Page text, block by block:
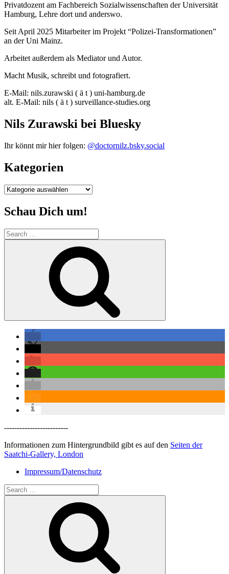
Privatdozent am Fachbereich Sozialwissenschaften der Universität
Hamburg, Lehre dort und anderswo.
Seit April 2025 Mitarbeiter im Projekt “Polizei-Transformationen”
an der Uni Mainz.
Arbeitet außerdem als Mediator und Autor.
Macht Musik, schreibt und fotografiert.
E-Mail: nils.zurawski ( ä t ) uni-hamburg.de
alt. E-Mail: nils ( ä t ) surveillance-studies.org
Nils Zurawski bei Bluesky
Ihr könnt mir hier folgen: @doctornilz.bsky.social
Kategorien
Kategorien
Schau Dich um!
Search
for:
-------------------------
Informationen zum Hintergrundbild gibt es auf den Seiten der
Saatchi-Gallery, London
Impressum/Datenschutz
Search
for: